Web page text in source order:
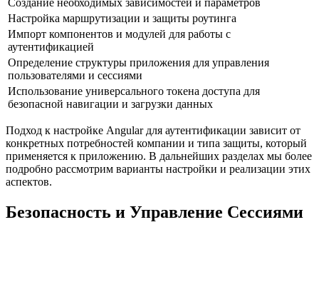
Создание необходимых зависимостей и параметров
Настройка маршрутизации и защиты роутинга
Импорт компонентов и модулей для работы с
аутентификацией
Определение структуры приложения для управления
пользователями и сессиями
Использование универсального токена доступа для
безопасной навигации и загрузки данных
Подход к настройке Angular для аутентификации зависит от
конкретных потребностей компании и типа защиты, который
применяется к приложению. В дальнейших разделах мы более
подробно рассмотрим варианты настройки и реализации этих
аспектов.
Безопасность и Управление Сессиями